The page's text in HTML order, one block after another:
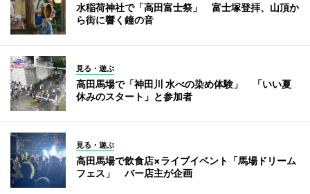
水稲荷神社で「高田富士祭」 富士塚登拝、山頂か
ら街に響く鐘の音
見る・遊ぶ
高田馬場で「神田川 水べの染め体験」 「いい夏
休みのスタート」と参加者
見る・遊ぶ
高田馬場で飲食店×ライブイベント「馬場ドリーム
フェス」 バー店主が企画